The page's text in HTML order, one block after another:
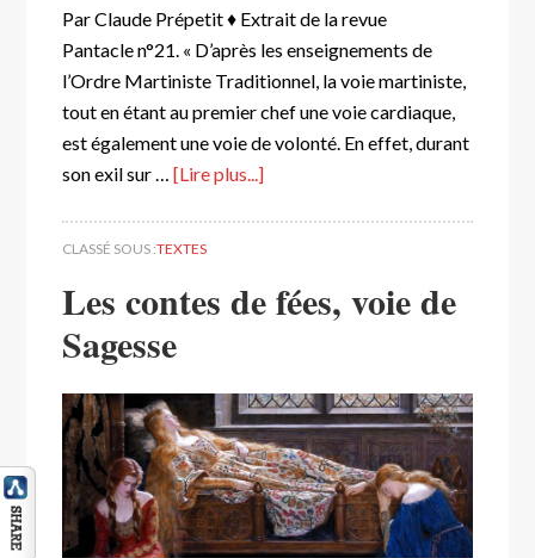
Par Claude Prépetit ♦ Extrait de la revue
Pantacle n°21. « D’après les enseignements de
l’Ordre Martiniste Traditionnel, la voie martiniste,
tout en étant au premier chef une voie cardiaque,
est également une voie de volonté. En effet, durant
son exil sur …[Lire plus...]
CLASSÉ SOUS :TEXTES
Les contes de fées, voie de
Sagesse